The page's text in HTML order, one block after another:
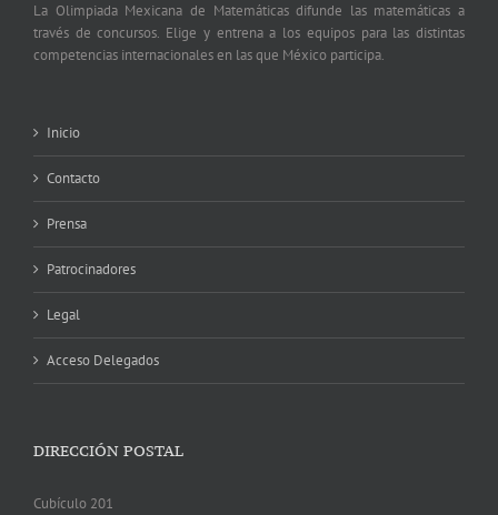
La Olimpiada Mexicana de Matemáticas difunde las matemáticas a
través de concursos. Elige y entrena a los equipos para las distintas
competencias internacionales en las que México participa.
Inicio
Contacto
Prensa
Patrocinadores
Legal
Acceso Delegados
DIRECCIÓN POSTAL
Cubículo 201